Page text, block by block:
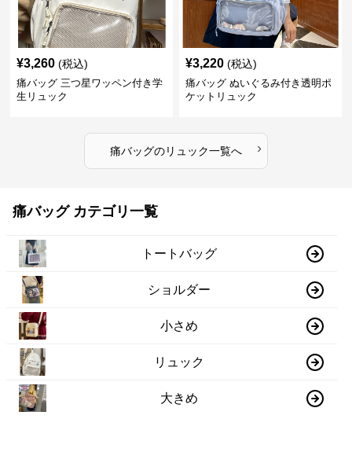
¥3,260 (税込)
痛バッグ 三つ星ワッペン付き学
生リュック
¥3,220 (税込)
痛バッグ ぬいぐるみ付き透明ポ
ケットリュック
痛バッグのリュック一覧へ ›
痛バッグ カテゴリ一覧
トートバッグ
ショルダー
小さめ
リュック
大きめ